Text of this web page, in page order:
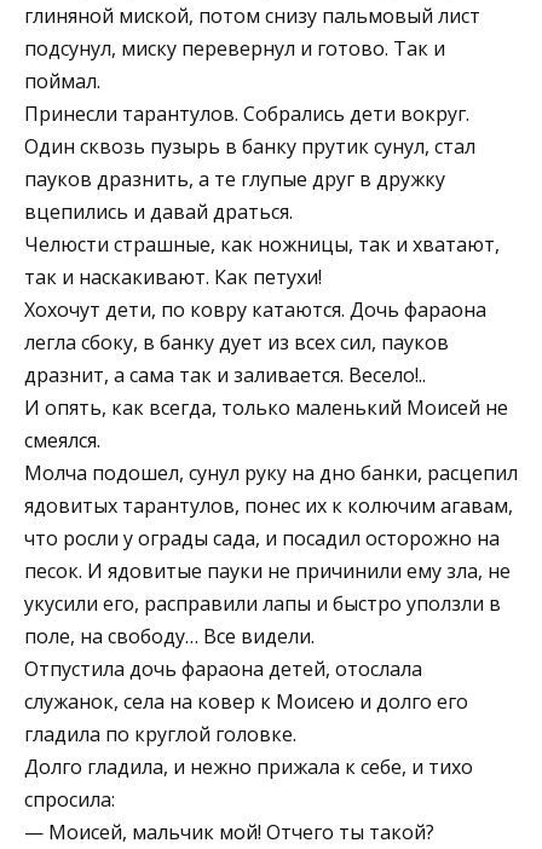
глиняной миской, потом снизу пальмовый лист
подсунул, миску перевернул и готово. Так и
поймал.
Принесли тарантулов. Собрались дети вокруг.
Один сквозь пузырь в банку прутик сунул, стал
пауков дразнить, а те глупые друг в дружку
вцепились и давай драться.
Челюсти страшные, как ножницы, так и хватают,
так и наскакивают. Как петухи!
Хохочут дети, по ковру катаются. Дочь фараона
легла сбоку, в банку дует из всех сил, пауков
дразнит, а сама так и заливается. Весело!..
И опять, как всегда, только маленький Моисей не
смеялся.
Молча подошел, сунул руку на дно банки, расцепил
ядовитых тарантулов, понес их к колючим агавам,
что росли у ограды сада, и посадил осторожно на
песок. И ядовитые пауки не причинили ему зла, не
укусили его, расправили лапы и быстро уползли в
поле, на свободу… Все видели.
Отпустила дочь фараона детей, отослала
служанок, села на ковер к Моисею и долго его
гладила по круглой головке.
Долго гладила, и нежно прижала к себе, и тихо
спросила:
— Моисей, мальчик мой! Отчего ты такой?